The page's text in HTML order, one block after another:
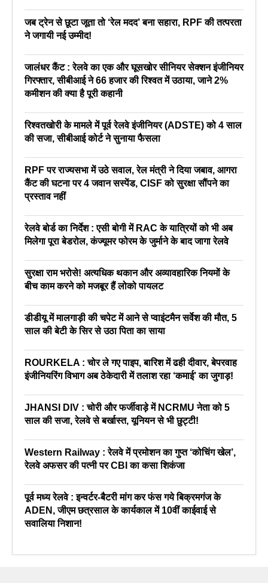
जब ट्रेन से छूटा जूता तो ‘रेल मदद’ बना सहारा, RPF की तत्परता
ने जगायी नई उम्मीद!
जालंधर कैंट : रेलवे का एक और घूसखोर सीनियर सेक्शन इंजीनियर
गिरफ्तार, सीबीआई ने 66 हजार की रिश्वत में उठाया, जाने 2%
कमीशन की क्या है पूरी कहानी
रिश्वतखोरी के मामले में पूर्व रेलवे इंजीनियर (ADSTE) को 4 साल
की सजा, सीबीआई कोर्ट ने सुनाया फैसला
RPF पर राज्यसभा में उठे सवाल, रेल मंत्री ने दिया जबाव, आगरा
कैंट की घटना पर 4 जवान सस्पेंड, CISF को सुरक्षा सौंपने का
प्रस्ताव नहीं
रेलवे बोर्ड का निर्देश : एसी बोगी में RAC के यात्रियों को भी अब
मिलेगा पूरा बेडरोल, कंज्यूमर फोरम के जुर्माने के बाद जागा रेलवे
सुरक्षा राम भरोसे! अत्यधिक थकान और अव्यावहारिक नियमों के
बीच काम करने को मजबूर हैं लोको पायलट
डीडीयू में मालगाड़ी की चपेट में आने से प्वाइंटमैन सर्वेश की मौत, 5
साल की बेटी के सिर से उठा पिता का साया
ROURKELA : चोर ले गए पाइप, बारिश में ढही दीवार, बेपरवाह
इंजीनियरिंग विभाग अब ठेकेदारी में तलाश रहा ‘कमाई’ का जुगाड़!
JHANSI DIV : चोरी और फर्जीवाड़े में NCRMU नेता को 5
साल की सजा, रेलवे से बर्खास्त, यूनियन से भी छुट्टी!
Western Railway : रेलवे में प्रमोशन का गुप्त ‘कोचिंग खेल’,
रेलवे अफसर की पत्नी पर CBI का कसा शिकंजा
पूर्व मध्य रेलवे : इन्वर्टर-बैटरी मांग कर फंस गये बिक्रमगंज के
ADEN, जीएम छत्रसाल के कार्यकाल में 10वीं काईवाई से
सवालिया निशान!